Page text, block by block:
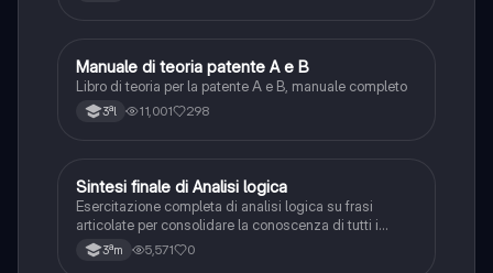
Italiano
Manuale di teoria patente A e B
Libro di teoria per la patente A e B, manuale completo
3ªl 11,001 298
SItaliano
Sintesi finale di Analisi logica
Esercitazione completa di analisi logica su frasi
articolate per consolidare la conoscenza di tutti i
complementi.
3ªm 5,571 0